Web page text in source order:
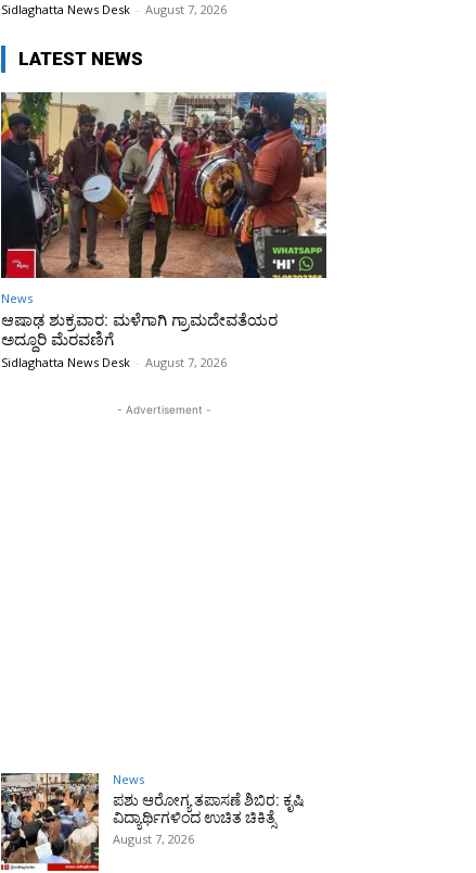
Sidlaghatta News Desk - August 7, 2026
LATEST NEWS
News
ಆಷಾಢ ಶುಕ್ರವಾರ: ಮಳೆಗಾಗಿ ಗ್ರಾಮದೇವತೆಯರ
ಅದ್ದೂರಿ ಮೆರವಣಿಗೆ
Sidlaghatta News Desk - August 7, 2026
- Advertisement -
News
ಪಶು ಆರೋಗ್ಯ ತಪಾಸಣೆ ಶಿಬಿರ: ಕೃಷಿ
ವಿದ್ಯಾರ್ಥಿಗಳಿಂದ ಉಚಿತ ಚಿಕಿತ್ಸೆ
August 7, 2026